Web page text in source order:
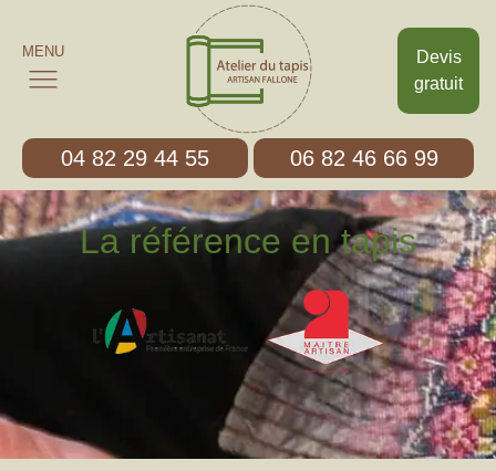
Devis
gratuit
MENU
04 82 29 44 55 06 82 46 66 99
La référence en tapis